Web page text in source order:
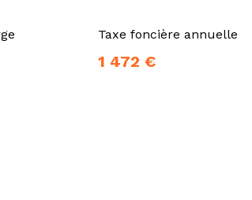
Taxe foncière annuelle
1 472 €